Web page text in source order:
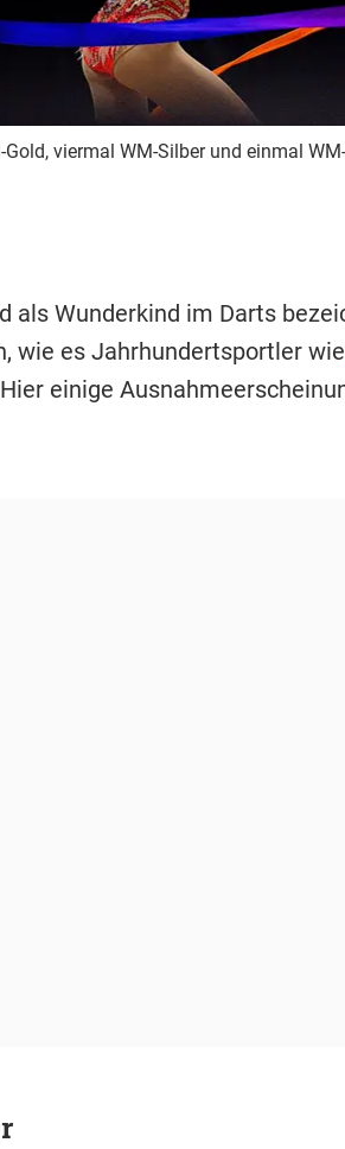
viermal WM-Silber und einmal
als Wunderkind im Darts
wie es Jahrhundertsportler wie
einige